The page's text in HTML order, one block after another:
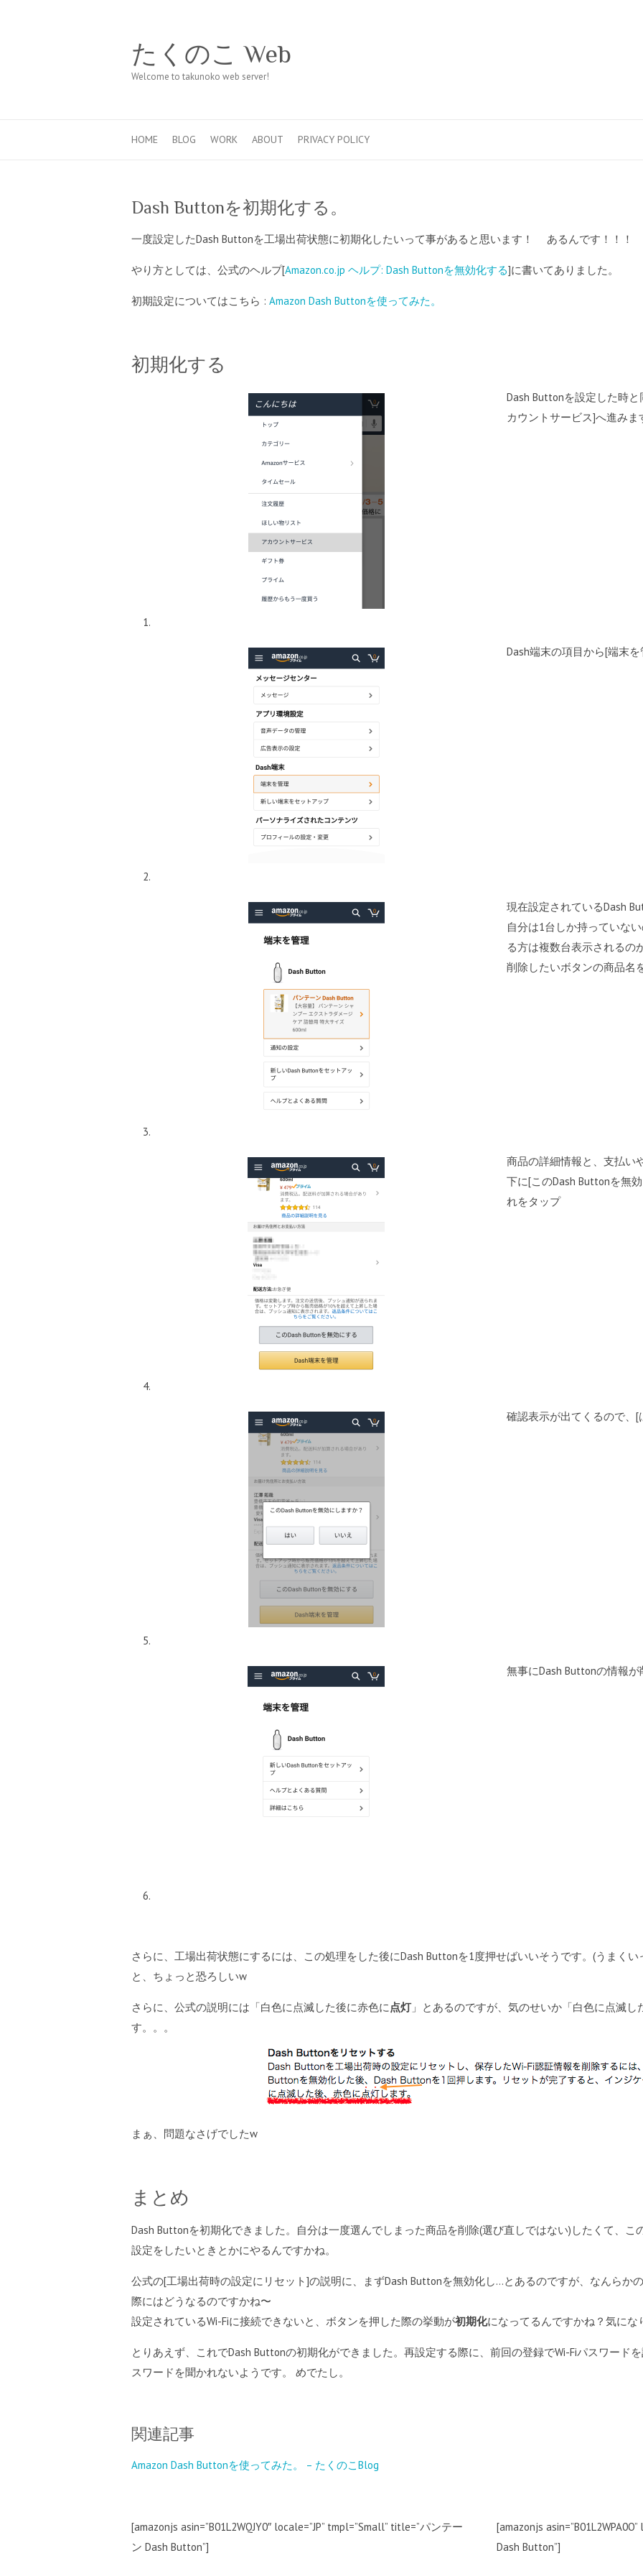
たくのこ Web
Welcome to takunoko web server!
HOME BLOG WORK ABOUT PRIVACY POLICY
Dash Buttonを初期化する。
一度設定したDash Buttonを工場出荷状態に初期化したいって事があると思います！ あるんです！！！
やり方としては、公式のヘルプ[Amazon.co.jp ヘルプ: Dash Buttonを無効化する]に書いてありました。
初期設定についてはこちら : Amazon Dash Buttonを使ってみた。
初期化する
Dash Buttonを設定した時
カウントサービス]へ進みま
Dash端末の項目から[端末
現在設定されているDash
自分は1台しか持っていな
る方は複数台表示されるの
削除したいボタンの商品名
商品の詳細情報と、支払い
下に[このDash Buttonを無
れをタップ
確認表示が出てくるので、[
無事にDash Buttonの情報
さらに、工場出荷状態にするには、この処理をした後にDash Buttonを1度押せばいいそうです。(うまく
と、ちょっと恐ろしいw
さらに、公式の説明には「白色に点滅した後に赤色に点灯」とあるのですが、気のせいか「白色に点滅し
す。。。
まぁ、問題なさげでしたw
まとめ
Dash Buttonを初期化できました。自分は一度選んでしまった商品を削除(選び直しではない)したくて、こ
設定をしたいときとかにやるんですかね。
公式の[工場出荷時の設定にリセット]の説明に、まずDash Buttonを無効化し…とあるのですが、なんらか
際にはどうなるのですかね〜
設定されているWi-Fiに接続できないと、ボタンを押した際の挙動が初期化になってるんですかね？気にな
とりあえず、これでDash Buttonの初期化ができました。再設定する際に、前回の登録でWi-Fiパスワード
スワードを聞かれないようです。 めでたし。
関連記事
Amazon Dash Buttonを使ってみた。 – たくのこBlog
[amazonjs asin=”B01L2WQJY0″ locale=”JP” tmpl=”Small” title=”パンテー
ン Dash Button”]
[amazonjs
Dash Button”]